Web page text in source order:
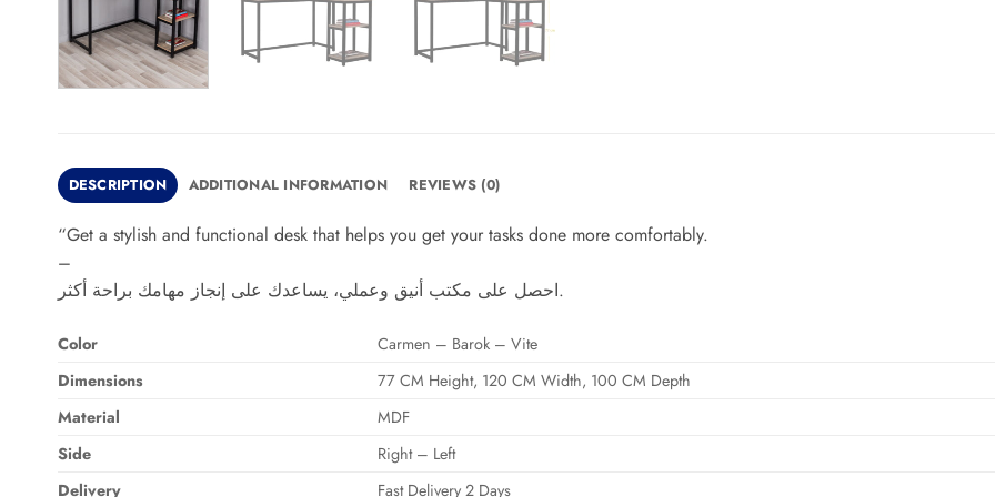
DESCRIPTION ADDITIONAL INFORMATION REVIEWS (0)
“Get a stylish and functional desk that helps you get your tasks done more comfortably.
–
احصل على مكتب أنيق وعملي، يساعدك على إنجاز مهامك براحة أكثر.
Color
Carmen – Barok – Vite
Dimensions
77 CM Height, 120 CM Width, 100 CM Depth
Material
MDF
Side
Right – Left
Delivery
Fast Delivery 2 Days